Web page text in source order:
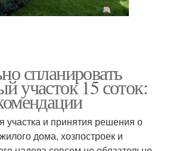
спланировать
участок 15 соток:
участка и принятия решения о
дома, хозпостроек и